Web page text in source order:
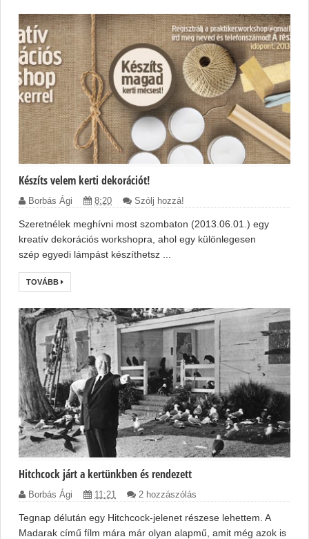
Készíts velem kerti dekorációt!
Borbás Ági 8:20 Szólj hozzá!
Szeretnélek meghívni most szombaton (2013.06.01.) egy
kreatív dekorációs workshopra, ahol egy különlegesen
szép egyedi lámpást készíthetsz ...
TOVÁBB
Hitchcock járt a kertünkben és rendezett
Borbás Ági 11:21 2 hozzászólás
Tegnap délután egy Hitchcock-jelenet részese lehettem. A
Madarak című fílm mára már olyan alapmű, amit még azok is